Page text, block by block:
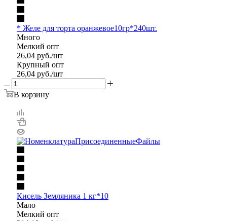
* Желе для торта оранжевое10гр*240шт.
Много
Мелкий опт
26,04 руб./шт
Крупный опт
26,04 руб./шт
В корзину
Кисель Земляника 1 кг*10
Мало
Мелкий опт